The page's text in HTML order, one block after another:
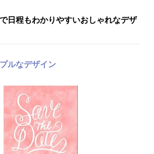
日程もわかりやすいおしゃれなデザ
ルなデザイン